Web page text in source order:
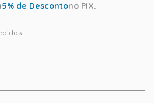
5% de Descontono PIX.